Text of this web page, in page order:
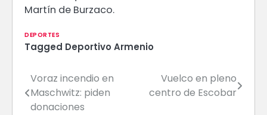
Martín de Burzaco.
DEPORTES
Tagged Deportivo Armenio
Navegación
de
Voraz incendio en
Maschwitz: piden
donaciones
Vuelco en pleno
centro de Escobar